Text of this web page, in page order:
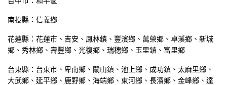
南投縣：信義鄉
花蓮縣：花蓮市、吉安、鳳林鎮、豐濱鄉、萬榮鄉、卓溪鄉、新城
鄉、秀林鄉、壽豐鄉、光復鄉、瑞穗鄉、玉里鎮、富里鄉
台東縣：台東市、卑南鄉、關山鎮、池上鄉、成功鎮、太麻里鄉、
大武鄉、延平鄉、鹿野鄉、海端鄉、東河鄉、長濱鄉、金峰鄉、達